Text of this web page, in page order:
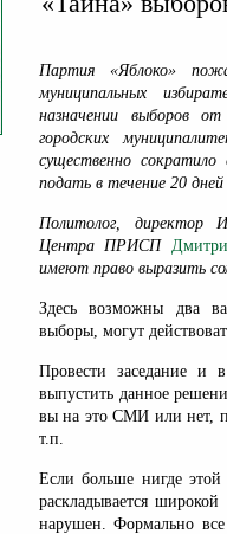
Партия «Яблоко»
муниципальных
назначении выборов
городских
существенно
подать в течение 20
Политолог, директор
Центра ПРИСП
имеют право выразить
Здесь возможны два
выборы, могут
Провести заседание и
выпустить данное
вы на это СМИ или нет,
т.п.
Если больше нигде
раскладывается
нарушен. Формально